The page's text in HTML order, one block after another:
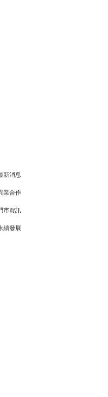
新消息
業合作
市資訊
續發展